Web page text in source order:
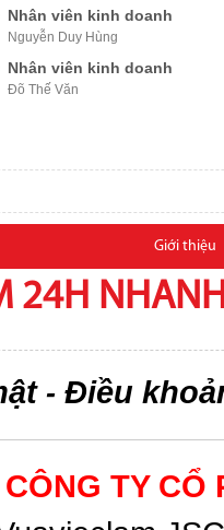
Nhân viên kinh doanh
Nguyễn Duy Hùng
Nhân viên kinh doanh
Đõ Thế Văn
Giới thiệu
24H
- Điều
CÔNG TY CỔ